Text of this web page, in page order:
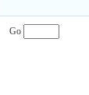
Go